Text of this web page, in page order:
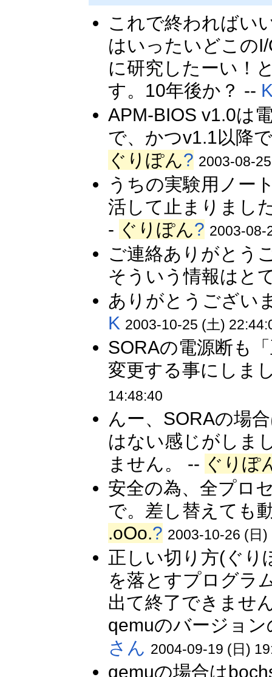
これで終わればい
はいったいどこの
に研究したーい！
す。10年後か？ --
APM-BIOS v1.0は
で、かつv1.1以降
ぐりぽん? 2003-08-
うちの実験用ノー
活して止まりまし
- ぐりぽん? 2003-08-
ご連絡ありがとう
そういう情報はと
ありがとうござい
K 2003-10-25 (土)
SORAの電源断も
変更する事にしま
14:48:40
んー、SORAの場
はない感じがしま
ません。 -- ぐりぽ
安全の為、全プロ
で。差し替えても
.oOo.? 2003-10-26 (日)
正しい切り方(ぐり
を落とすプログラ
出て終了できませ
qemuのバージョ
さん 2004-09-19 (日)
qemuの場合は